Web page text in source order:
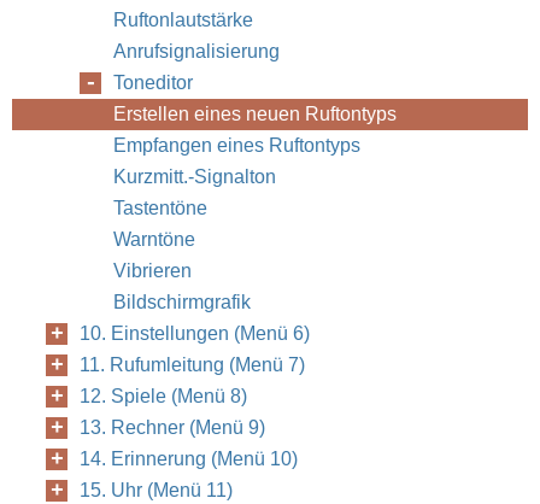
Ruftonlautstärke
Anrufsignalisierung
Toneditor
Erstellen eines neuen Ruftontyps
Empfangen eines Ruftontyps
Kurzmitt.-Signalton
Tastentöne
Warntöne
Vibrieren
Bildschirmgrafik
10. Einstellungen (Menü 6)
11. Rufumleitung (Menü 7)
12. Spiele (Menü 8)
13. Rechner (Menü 9)
14. Erinnerung (Menü 10)
15. Uhr (Menü 11)